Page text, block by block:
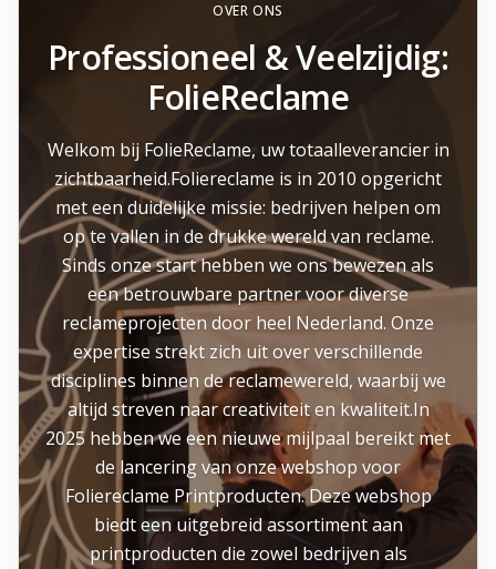
OVER ONS
Professioneel & Veelzijdig:
FolieReclame
Welkom bij FolieReclame, uw totaalleverancier in
zichtbaarheid.Foliereclame is in 2010 opgericht
met een duidelijke missie: bedrijven helpen om
op te vallen in de drukke wereld van reclame.
Sinds onze start hebben we ons bewezen als
een betrouwbare partner voor diverse
reclameprojecten door heel Nederland. Onze
expertise strekt zich uit over verschillende
disciplines binnen de reclamewereld, waarbij we
altijd streven naar creativiteit en kwaliteit.In
2025 hebben we een nieuwe mijlpaal bereikt met
de lancering van onze webshop voor
Foliereclame Printproducten. Deze webshop
biedt een uitgebreid assortiment aan
printproducten die zowel bedrijven als